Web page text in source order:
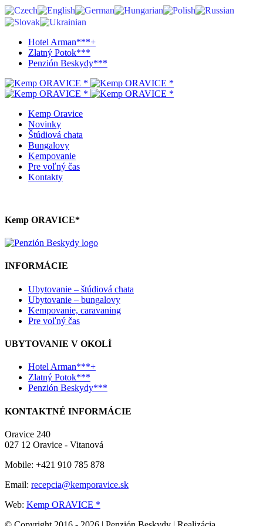
Hotel Arman***+
Zlatný Potok***
Penzión Beskydy***
Kemp Oravice
Novinky
Štúdiová chata
Bungalovy
Kempovanie
Pre voľný čas
Kontakty
Kemp ORAVICE*
INFORMÁCIE
Ubytovanie – štúdiová chata
Ubytovanie – bungalovy
Kempovanie, caravaning
Pre voľný čas
UBYTOVANIE V OKOLÍ
Hotel Arman***+
Zlatný Potok***
Penzión Beskydy***
KONTAKTNÉ INFORMÁCIE
Oravice 240
027 12 Oravice - Vitanová
Mobile: +421 910 785 878
Email: recepcia@kemporavice.sk
Web: Kemp ORAVICE *